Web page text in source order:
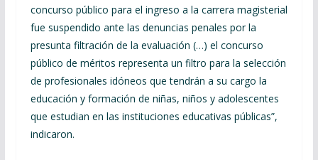
concurso público para el ingreso a la carrera magisterial
fue suspendido ante las denuncias penales por la
presunta filtración de la evaluación (…) el concurso
público de méritos representa un filtro para la selección
de profesionales idóneos que tendrán a su cargo la
educación y formación de niñas, niños y adolescentes
que estudian en las instituciones educativas públicas”,
indicaron.